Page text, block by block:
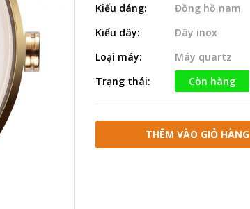
Kiểu dáng:
Đồng hồ nam
Kiểu dây:
Dây inox
Loại máy:
Máy quartz
Trạng thái:
Còn hàng
THÊM VÀO GIỎ HÀNG